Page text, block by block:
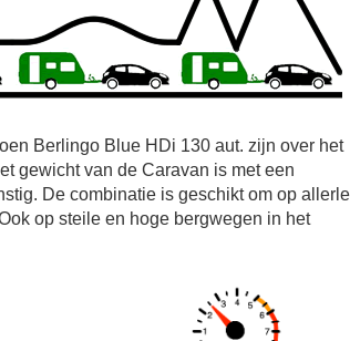
Berlingo Blue HDi 130 aut. zijn over het
gewicht van de Caravan is met een
De combinatie is geschikt om op
op steile en hoge bergwegen in het